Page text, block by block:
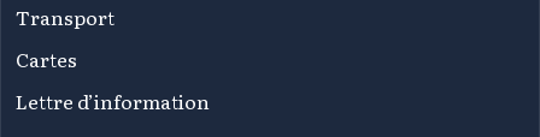
Transport
Cartes
Lettre d’information